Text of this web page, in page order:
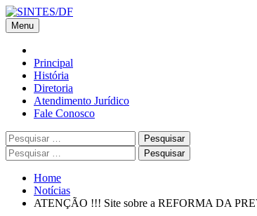
Skip
to
content
Menu
Principal
História
Diretoria
Atendimento Jurídico
Fale Conosco
Pesquisar
por:
Pesquisar
por:
Home
Notícias
ATENÇÃO !!! Site sobre a REFORMA DA